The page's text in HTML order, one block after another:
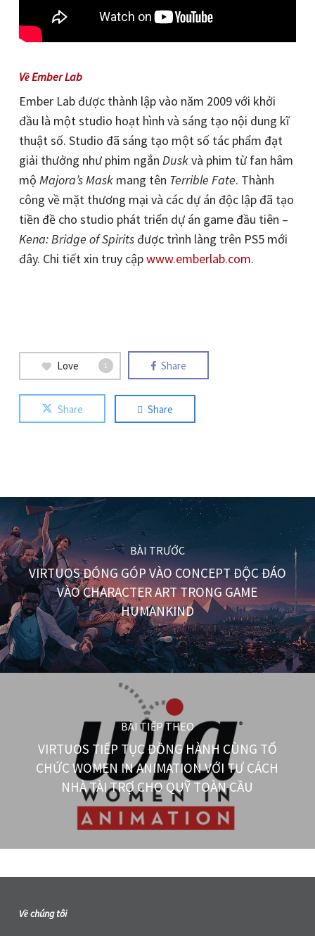
Về Ember Lab
Ember Lab được thành lập vào năm 2009 với khởi
đầu là một studio hoạt hình và sáng tạo nội dung kĩ
thuật số. Studio đã sáng tạo một số tác phẩm đạt
giải thưởng như phim ngắn Duskvà phim từ fan hâm
mộ Majora’s Maskmang tên Terrible Fate. Thành
công về mặt thương mại và các dự án độc lập đã tạo
tiền đề cho studio phát triển dự án game đầu tiên –
Kena: Bridge of Spiritsđược trình làng trên PS5 mới
đây. Chi tiết xin truy cậpwww.emberlab.com.
Love 1 Share
Share Share
BÀI TRƯỚC
VIRTUOS ĐÓNG GÓP VÀO CONCEPT ĐỘC ĐÁO
VÀO CHARACTER ART TRONG GAME
HUMANKIND
BÀI TIẾP THEO
VIRTUOS TIẾP TỤC ĐỒNG HÀNH CÙNG TỔ
CHỨC WOMEN IN ANIMATION VỚI TƯ CÁCH
NHÀ TÀI TRỢ CHO QUỸ TOÀN CẦU
Về chúng tôi